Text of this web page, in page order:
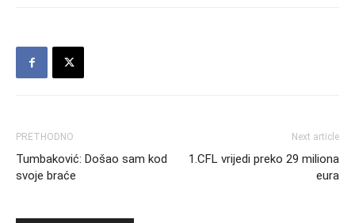
PRETHODNO
Tumbaković: Došao sam kod
svoje braće
Next article
1.CFL vrijedi preko 29 miliona
eura